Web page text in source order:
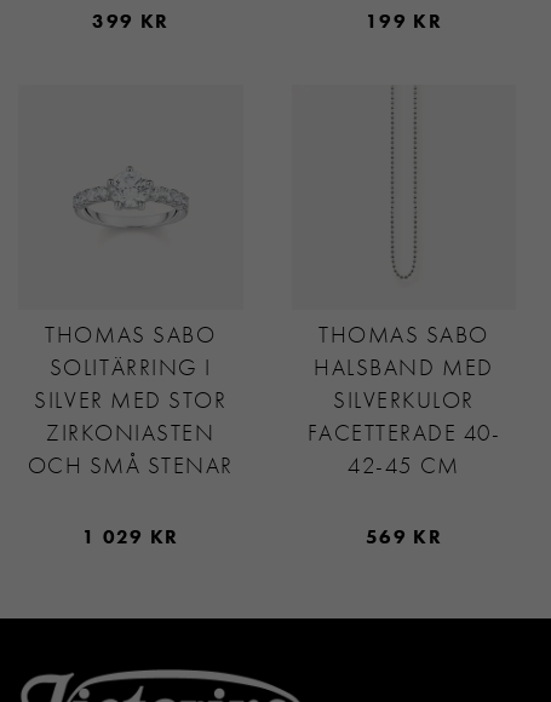
399 KR 199 KR
THOMAS SABO
SOLITÄRRING I
SILVER MED STOR
ZIRKONIASTEN
OCH SMÅ STENAR
1 029 KR
THOMAS SABO
HALSBAND MED
SILVERKULOR
FACETTERADE 40-
42-45 CM
569 KR